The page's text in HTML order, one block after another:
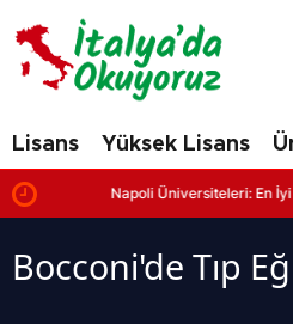
Lisans Yüksek Lisans
Napoli Üniversiteleri: En İyi
Bocconi'de Tıp